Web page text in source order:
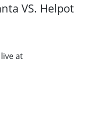
VS. Helpot
at